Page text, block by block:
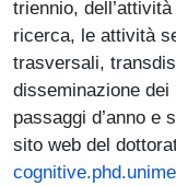
triennio,
ricerca, le attività
trasversali,
disseminazione
passaggi d’anno e
sito web del